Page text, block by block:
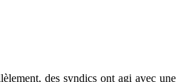
des syndics ont agi avec une